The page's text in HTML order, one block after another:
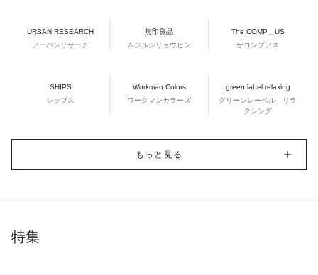
URBAN RESEARCH
アーバンリサーチ
無印良品
ムジルシリョウヒン
The COMP＿US
ザコンプアス
SHIPS
シップス
Workman Colors
ワークマンカラーズ
green label relaxing
グリーンレーベル リラ
クシング
もっと見る
特集